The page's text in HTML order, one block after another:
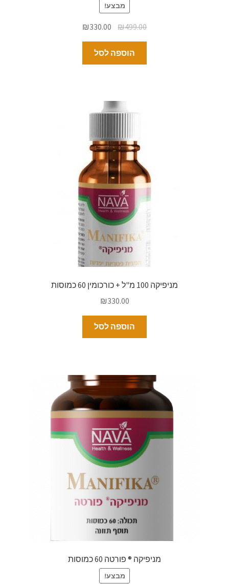
מבצע!
₪499.00
₪330.00
הוספה לסל
מניפיקה 100 מ"ל + כורכומין 60 כמוסות
₪330.00
הוספה לסל
מניפיקה ® פורטה 60 כמוסות
מבצע!